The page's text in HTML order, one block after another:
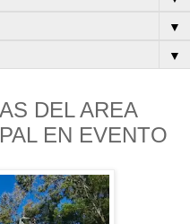
▼
▼
DEL AREA
EN EVENTO